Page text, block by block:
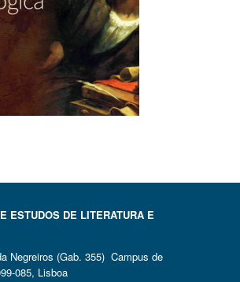
ESTUDOS DE LITERATURA E
Negreiros (Gab. 355) Campus de
085, Lisboa